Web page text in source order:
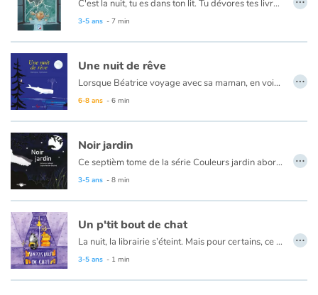
C'est la nuit, tu es dans ton lit. Tu dévores tes livres et tes chips préférés. C'est défendu, mais tant pis ! Soudain, un coup de lumière éclate dans ta chambre, suivi d'un énorme BARABOUM ! Horreur, c'est l'orage, l'horrible orage qui te fait si peur ! Où courir, où se cacher pour échapper à sa méchanceté ?
3-5 ans - 7 min
Une nuit de rêve
Lorsque Béatrice voyage avec sa maman, en voiture, la nuit, cette dernière insiste toujours pour qu’elle dorme le plus rapidement possible. De cette manière, elle sera en forme à l’arrivée et le temps passera beaucoup plus vite. C’est ce qu’elle dit toujours. C’est pourquoi, lorsque maman réveille Béatrice à peine endormie, celle-ci est plus que surprise. Est-ce qu’elle rêve ou sa mère essaie vraiment de la réveiller ? La fillette ouvre les yeux et assiste alors à un spectacle qu’elle n’a jamais vu et surtout, qui la ravit. Ce qu’elle ne sait pas, c’est qu’elle n’est pas au bout de ses surprises ; la nuit sera riche en découvertes.
6-8 ans - 6 min
…
Noir jardin
Ce septièm tome de la série Couleurs jardin aborde un nouvel aspect de la nature : la nuit. Lors d’une balade nocturne, il faudra habituer ses yeux à l’obscurité pour apercevoir les silhouettes des animaux, les reconnaitre à leur cri, et découvrir la vie nocturne à travers des petits jeux interactifs.
3-5 ans - 8 min
…
Un p'tit bout de chat
La nuit, la librairie s’éteint. Mais pour certains, ce n’est que le début de l’aventure ! En ronronnant, en dormant, en sautant ou en rencontrant des amis inattendus, le chat explore toutes les sections de la librairie...
3-5 ans - 1 min
…